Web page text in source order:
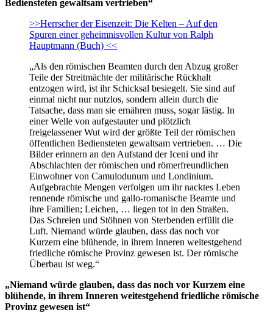
Bediensteten gewaltsam vertrieben“
>>Herrscher der Eisenzeit: Die Kelten – Auf den
Spuren einer geheimnisvollen Kultur von Ralph
Hauptmann (Buch) <<
„Als den römischen Beamten durch den Abzug großer
Teile der Streitmächte der militärische Rückhalt
entzogen wird, ist ihr Schicksal besiegelt. Sie sind auf
einmal nicht nur nutzlos, sondern allein durch die
Tatsache, dass man sie ernähren muss, sogar lästig. In
einer Welle von aufgestauter und plötzlich
freigelassener Wut wird der größte Teil der römischen
öffentlichen Bediensteten gewaltsam vertrieben. … Die
Bilder erinnern an den Aufstand der Iceni und ihr
Abschlachten der römischen und römerfreundlichen
Einwohner von Camulodunum und Londinium.
Aufgebrachte Mengen verfolgen um ihr nacktes Leben
rennende römische und gallo-romanische Beamte und
ihre Familien; Leichen, … liegen tot in den Straßen.
Das Schreien und Stöhnen von Sterbenden erfüllt die
Luft. Niemand würde glauben, dass das noch vor
Kurzem eine blühende, in ihrem Inneren weitestgehend
friedliche römische Provinz gewesen ist. Der römische
Überbau ist weg.“
„Niemand würde glauben, dass das noch vor Kurzem eine
blühende, in ihrem Inneren weitestgehend friedliche römische
Provinz gewesen ist“